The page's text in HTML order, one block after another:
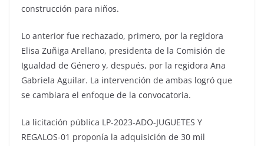
construcción para niños.
Lo anterior fue rechazado, primero, por la regidora
Elisa Zuñiga Arellano, presidenta de la Comisión de
Igualdad de Género y, después, por la regidora Ana
Gabriela Aguilar. La intervención de ambas logró que
se cambiara el enfoque de la convocatoria.
La licitación pública LP-2023-ADO-JUGUETES Y
REGALOS-01 proponía la adquisición de 30 mil